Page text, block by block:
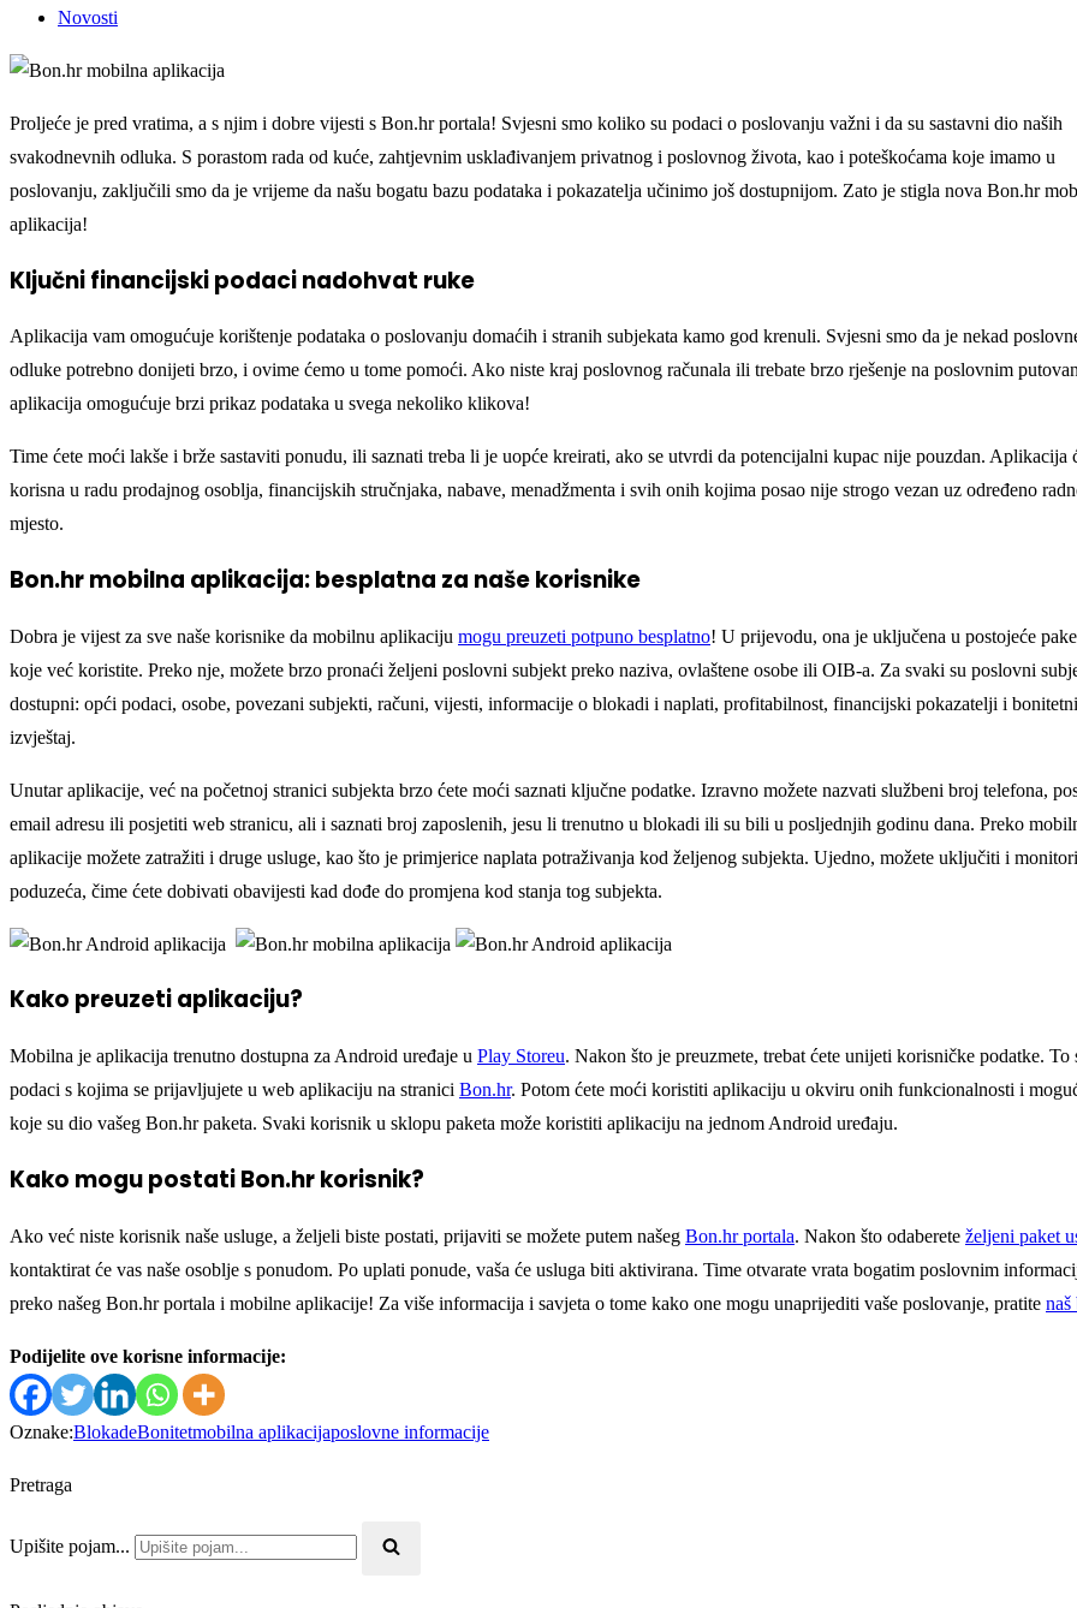
Novosti
Proljeće je pred vratima, a s njim i dobre vijesti s Bon.hr portala! Svjesni smo koliko su podaci o poslovanju važni i da su sastavni dio naših
svakodnevnih odluka. S porastom rada od kuće, zahtjevnim usklađivanjem privatnog i poslovnog života, kao i poteškoćama koje imamo u
poslovanju, zaključili smo da je vrijeme da našu bogatu bazu podataka i pokazatelja učinimo još dostupnijom. Zato je stigla nova Bon.hr
aplikacija!
Ključni financijski podaci nadohvat ruke
Aplikacija vam omogućuje korištenje podataka o poslovanju domaćih i stranih subjekata kamo god krenuli. Svjesni smo da je nekad
odluke potrebno donijeti brzo, i ovime ćemo u tome pomoći. Ako niste kraj poslovnog računala ili trebate brzo rješenje na poslovnim
aplikacija omogućuje brzi prikaz podataka u svega nekoliko klikova!
Time ćete moći lakše i brže sastaviti ponudu, ili saznati treba li je uopće kreirati, ako se utvrdi da potencijalni kupac nije pouzdan. Aplikacija
korisna u radu prodajnog osoblja, financijskih stručnjaka, nabave, menadžmenta i svih onih kojima posao nije strogo vezan uz određeno
mjesto.
Bon.hr mobilna aplikacija: besplatna za naše korisnike
Dobra je vijest za sve naše korisnike da mobilnu aplikaciju mogu preuzeti potpuno besplatno! U prijevodu, ona je uključena u postojeće
koje već koristite. Preko nje, možete brzo pronaći željeni poslovni subjekt preko naziva, ovlaštene osobe ili OIB-a. Za svaki su poslovni
dostupni: opći podaci, osobe, povezani subjekti, računi, vijesti, informacije o blokadi i naplati, profitabilnost, financijski pokazatelji i bonitetni
izvještaj.
Unutar aplikacije, već na početnoj stranici subjekta brzo ćete moći saznati ključne podatke. Izravno možete nazvati službeni broj telefona,
email adresu ili posjetiti web stranicu, ali i saznati broj zaposlenih, jesu li trenutno u blokadi ili su bili u posljednjih godinu dana. Preko
aplikacije možete zatražiti i druge usluge, kao što je primjerice naplata potraživanja kod željenog subjekta. Ujedno, možete uključiti i
poduzeća, čime ćete dobivati obavijesti kad dođe do promjena kod stanja tog subjekta.
Kako preuzeti aplikaciju?
Mobilna je aplikacija trenutno dostupna za Android uređaje u Play Storeu. Nakon što je preuzmete, trebat ćete unijeti korisničke podatke. To
podaci s kojima se prijavljujete u web aplikaciju na stranici Bon.hr. Potom ćete moći koristiti aplikaciju u okviru onih funkcionalnosti i
koje su dio vašeg Bon.hr paketa. Svaki korisnik u sklopu paketa može koristiti aplikaciju na jednom Android uređaju.
Kako mogu postati Bon.hr korisnik?
Ako već niste korisnik naše usluge, a željeli biste postati, prijaviti se možete putem našeg Bon.hr portala. Nakon što odaberete željeni paket
kontaktirat će vas naše osoblje s ponudom. Po uplati ponude, vaša će usluga biti aktivirana. Time otvarate vrata bogatim poslovnim
preko našeg Bon.hr portala i mobilne aplikacije! Za više informacija i savjeta o tome kako one mogu unaprijediti vaše poslovanje, pratite naš
Podijelite ove korisne informacije:
Oznake:BlokadeBonitetmobilna aplikacijaposlovne informacije
Pretraga
Upišite pojam...